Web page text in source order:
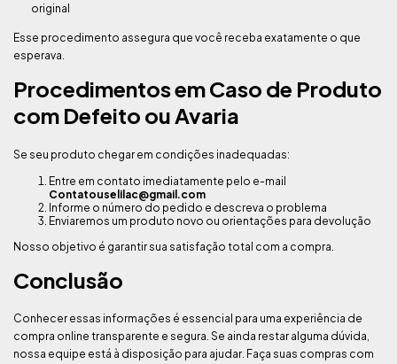
original
Esse procedimento assegura que você receba exatamente o que
esperava.
Procedimentos em Caso de Produto
com Defeito ou Avaria
Se seu produto chegar em condições inadequadas:
Entre em contato imediatamente pelo e-mail
Contatouselilac@gmail.com
Informe o número do pedido e descreva o problema
Enviaremos um produto novo ou orientações para devolução
Nosso objetivo é garantir sua satisfação total com a compra.
Conclusão
Conhecer essas informações é essencial para uma experiência de
compra online transparente e segura. Se ainda restar alguma dúvida,
nossa equipe está à disposição para ajudar. Faça suas compras com